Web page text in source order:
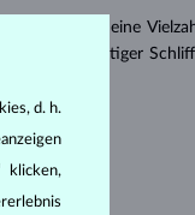
gibt aber auch eine
oder vierseitiger
d. h.
klicken,